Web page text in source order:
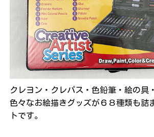
クレヨン・クレパス・色鉛筆・絵の具
色々なお絵描きグッズが６８種類も詰
トです。